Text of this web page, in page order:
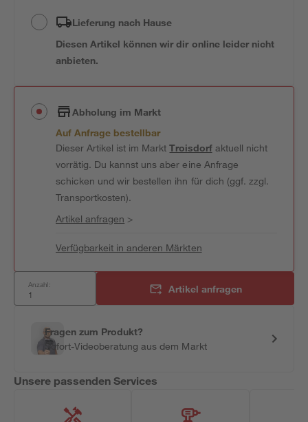
Lieferung nach Hause
Diesen Artikel können wir dir online leider nicht
anbieten.
Abholung im Markt
Auf Anfrage bestellbar
Dieser Artikel ist im MarktTroisdorfaktuell nicht
vorrätig. Du kannst uns aber eine Anfrage
schicken und wir bestellen ihn für dich (ggf. zzgl.
Transportkosten).
Artikel anfragen >
Verfügbarkeit in anderen Märkten
Anzahl: Artikel anfragen
Fragen zum Produkt?
Sofort-Videoberatung aus dem Markt
Unsere passenden Services